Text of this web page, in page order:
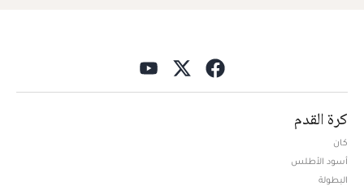
كرة القدم
كان
أسود الأطلس
البطولة